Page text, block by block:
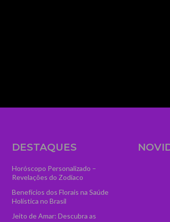
DESTAQUES
Horóscopo Personalizado –
Revelações do Zodíaco
Benefícios dos Florais na Saúde
Holística no Brasil
Jeito de Amar: Descubra as